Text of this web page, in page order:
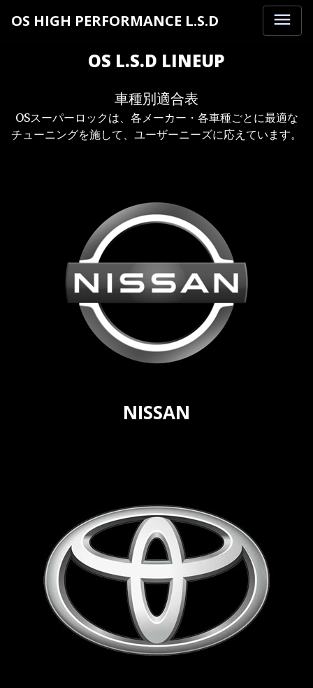
OS HIGH PERFORMANCE L.S.D menu
OS L.S.D LINEUP
車種別適合表
OSスーパーロックは、各メーカー・各車種ごとに最適な
チューニングを施して、ユーザーニーズに応えています。
NISSAN